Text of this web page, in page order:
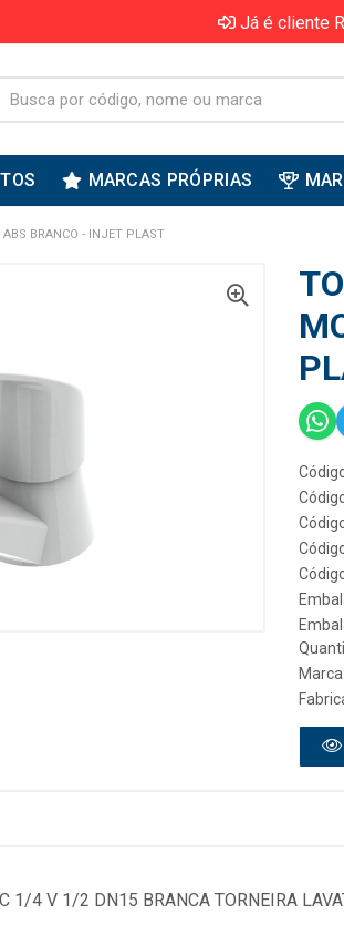
Já é cliente
MARCAS PRÓPRIAS
BRANCO - INJET PLAST
Marca:
1/4 V 1/2 DN15 BRANCA TORNEIRA